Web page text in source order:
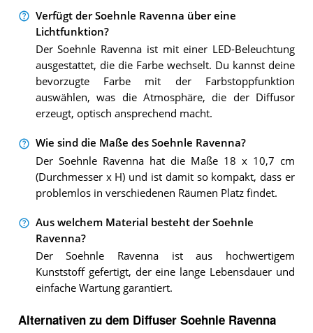
Verfügt der Soehnle Ravenna über eine
Lichtfunktion?
Der Soehnle Ravenna ist mit einer LED-Beleuchtung
ausgestattet, die die Farbe wechselt. Du kannst deine
bevorzugte Farbe mit der Farbstoppfunktion
auswählen, was die Atmosphäre, die der Diffusor
erzeugt, optisch ansprechend macht.
Wie sind die Maße des Soehnle Ravenna?
Der Soehnle Ravenna hat die Maße 18 x 10,7 cm
(Durchmesser x H) und ist damit so kompakt, dass er
problemlos in verschiedenen Räumen Platz findet.
Aus welchem Material besteht der Soehnle
Ravenna?
Der Soehnle Ravenna ist aus hochwertigem
Kunststoff gefertigt, der eine lange Lebensdauer und
einfache Wartung garantiert.
Alternativen zu dem Diffuser Soehnle Ravenna